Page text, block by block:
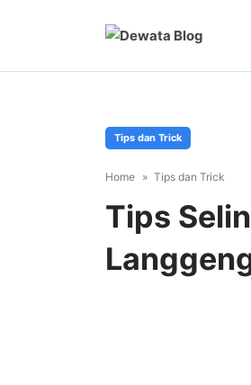
Tips dan Trick
Home Tips dan Trick
Tips